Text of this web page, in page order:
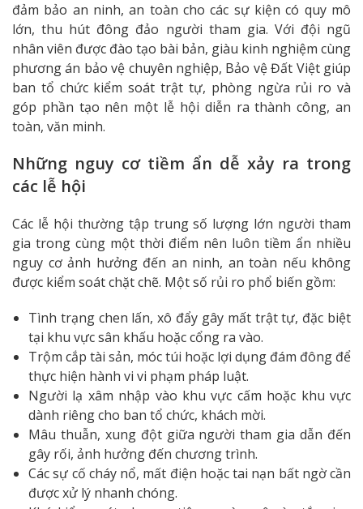
đảm bảo an ninh, an toàn cho các sự kiện có quy mô
lớn, thu hút đông đảo người tham gia. Với đội ngũ
nhân viên được đào tạo bài bản, giàu kinh nghiệm cùng
phương án bảo vệ chuyên nghiệp, Bảo vệ Đất Việt giúp
ban tổ chức kiểm soát trật tự, phòng ngừa rủi ro và
góp phần tạo nên một lễ hội diễn ra thành công, an
toàn, văn minh.
Những nguy cơ tiềm ẩn dễ xảy ra trong
các lễ hội
Các lễ hội thường tập trung số lượng lớn người tham
gia trong cùng một thời điểm nên luôn tiềm ẩn nhiều
nguy cơ ảnh hưởng đến an ninh, an toàn nếu không
được kiểm soát chặt chẽ. Một số rủi ro phổ biến gồm:
Tình trạng chen lấn, xô đẩy gây mất trật tự, đặc biệt
tại khu vực sân khấu hoặc cổng ra vào.
Trộm cắp tài sản, móc túi hoặc lợi dụng đám đông để
thực hiện hành vi vi phạm pháp luật.
Người lạ xâm nhập vào khu vực cấm hoặc khu vực
dành riêng cho ban tổ chức, khách mời.
Mâu thuẫn, xung đột giữa người tham gia dẫn đến
gây rối, ảnh hưởng đến chương trình.
Các sự cố cháy nổ, mất điện hoặc tai nạn bất ngờ cần
được xử lý nhanh chóng.